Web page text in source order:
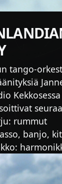
tango-
rummut
banjo,